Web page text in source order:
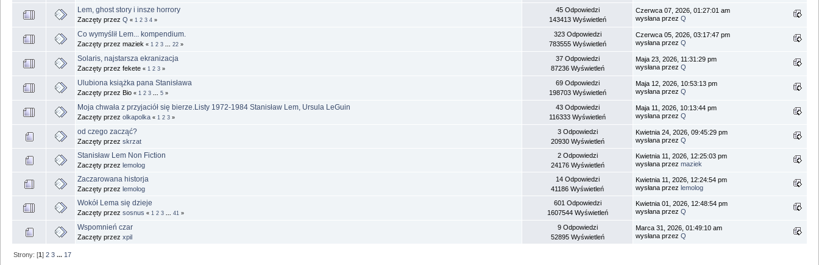
Lem, ghost story i insze horrory
Zaczęty przez Q « 1 2 3 4 »
45 Odpowiedzi
143413 Wyświetleń
Czerwca 07, 2026, 01:27:01 am
wysłana przez Q
Co wymyślił Lem... kompendium.
Zaczęty przez maziek « 1 2 3 ... 22 »
323 Odpowiedzi
783555 Wyświetleń
Czerwca 05, 2026, 03:17:47 pm
wysłana przez Q
Solaris, najstarsza ekranizacja
Zaczęty przez fekete « 1 2 3 »
37 Odpowiedzi
87236 Wyświetleń
Maja 23, 2026, 11:31:29 pm
wysłana przez Q
Ulubiona książka pana Stanisława
Zaczęty przez Bio « 1 2 3 ... 5 »
69 Odpowiedzi
198703 Wyświetleń
Maja 12, 2026, 10:53:13 pm
wysłana przez Q
Moja chwała z przyjaciół się bierze.Listy 1972-1984 Stanisław Lem, Ursula LeGuin
Zaczęty przez olkapolka « 1 2 3 »
43 Odpowiedzi
116333 Wyświetleń
Maja 11, 2026, 10:13:44 pm
wysłana przez Q
od czego zacząć?
Zaczęty przez skrzat
3 Odpowiedzi
20930 Wyświetleń
Kwietnia 24, 2026, 09:45:29 pm
wysłana przez Q
Stanisław Lem Non Fiction
Zaczęty przez lemolog
2 Odpowiedzi
24176 Wyświetleń
Kwietnia 11, 2026, 12:25:03 pm
wysłana przez maziek
Zaczarowana historja
Zaczęty przez lemolog
14 Odpowiedzi
41186 Wyświetleń
Kwietnia 11, 2026, 12:24:54 pm
wysłana przez lemolog
Wokół Lema się dzieje
Zaczęty przez sosnus « 1 2 3 ... 41 »
601 Odpowiedzi
1607544 Wyświetleń
Kwietnia 01, 2026, 12:48:54 pm
wysłana przez Q
Wspomnień czar
Zaczęty przez xpil
9 Odpowiedzi
52895 Wyświetleń
Marca 31, 2026, 01:49:10 am
wysłana przez Q
Strony: [1]2 3 ... 17